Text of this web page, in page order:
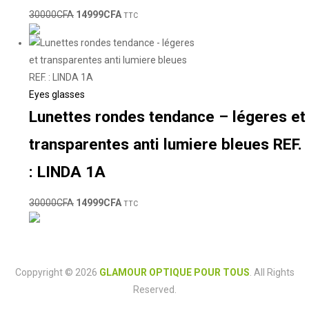
30000CFA 14999CFA TTC
Eyes glasses
Lunettes rondes tendance – légeres et
transparentes anti lumiere bleues REF.
: LINDA 1A
30000CFA 14999CFA TTC
Coppyright © 2026 GLAMOUR OPTIQUE POUR TOUS . All Rights
Reserved.